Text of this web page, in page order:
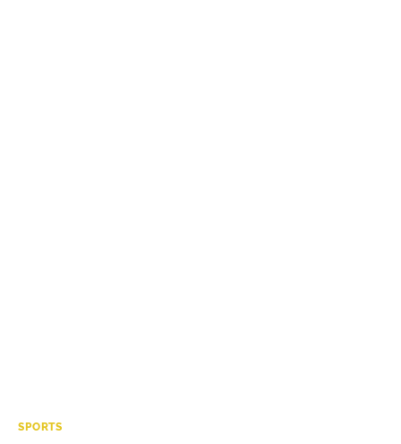
SPORTS